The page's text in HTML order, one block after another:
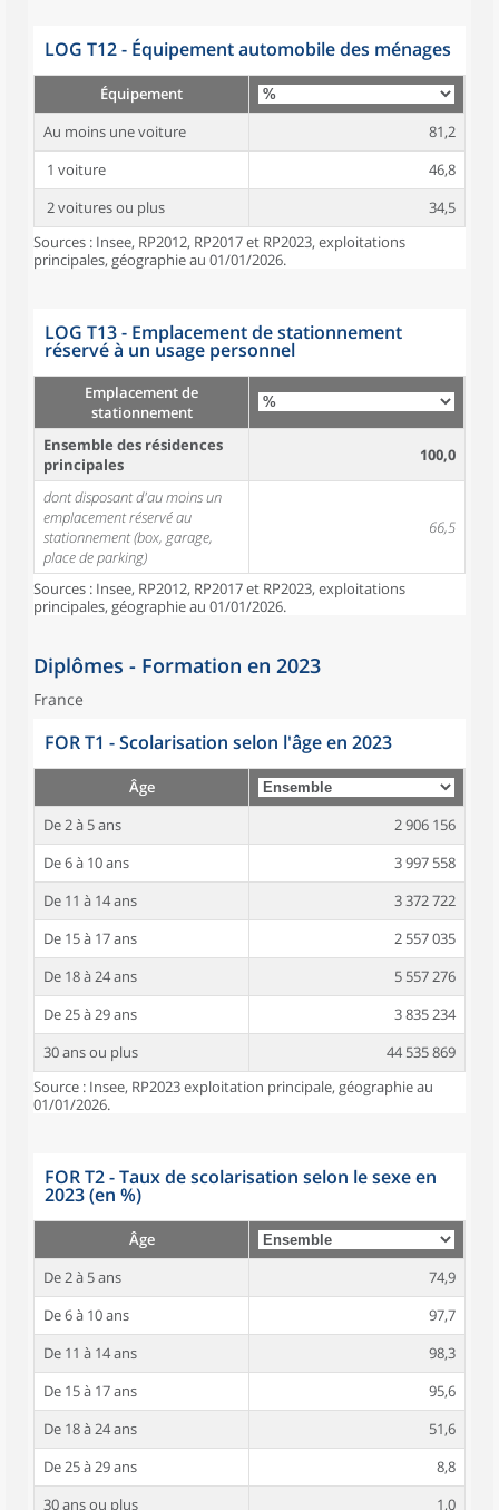
LOG T12 - Équipement automobile des ménages
Équipement
Au moins une voiture
81,2
1 voiture
46,8
2 voitures ou plus
34,5
Sources : Insee, RP2012, RP2017 et RP2023, exploitations
principales, géographie au 01/01/2026.
LOG T13 - Emplacement de stationnement
réservé à un usage personnel
Emplacement de
stationnement
Ensemble des résidences
principales
100,0
dont disposant d'au moins un
emplacement réservé au
stationnement (box, garage,
place de parking)
66,5
Sources : Insee, RP2012, RP2017 et RP2023, exploitations
principales, géographie au 01/01/2026.
Diplômes - Formation en 2023
France
FOR T1 - Scolarisation selon l'âge en 2023
Âge
De 2 à 5 ans
2 906 156
De 6 à 10 ans
3 997 558
De 11 à 14 ans
3 372 722
De 15 à 17 ans
2 557 035
De 18 à 24 ans
5 557 276
De 25 à 29 ans
3 835 234
30 ans ou plus
44 535 869
Source : Insee, RP2023 exploitation principale, géographie au
01/01/2026.
FOR T2 - Taux de scolarisation selon le sexe en
2023 (en %)
Âge
De 2 à 5 ans
74,9
De 6 à 10 ans
97,7
De 11 à 14 ans
98,3
De 15 à 17 ans
95,6
De 18 à 24 ans
51,6
De 25 à 29 ans
8,8
30 ans ou plus
1,0